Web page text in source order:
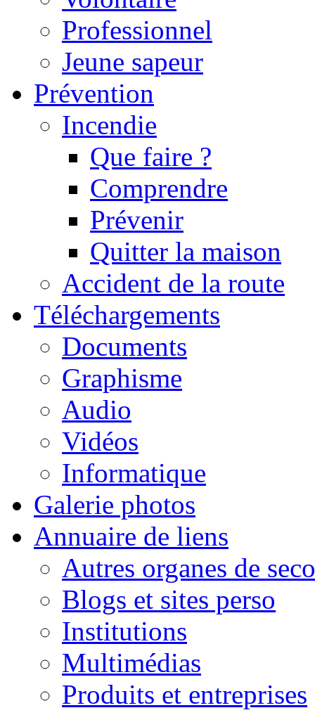
Professionnel
Jeune sapeur
Prévention
Incendie
Que faire ?
Comprendre
Prévenir
Quitter la maison
Accident de la route
Téléchargements
Documents
Graphisme
Audio
Vidéos
Informatique
Galerie photos
Annuaire de liens
Autres organes de
Blogs et sites perso
Institutions
Multimédias
Produits et entreprises